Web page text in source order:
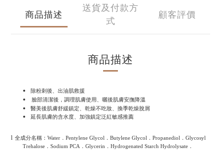
商品描述
送貨及付款方
式
顧客評價
商品描述
除粉刺後、出油肌救援
臉部清潔後，調理肌膚使用、曬後肌膚安撫降溫
醫美後肌膚舒緩鎮定、乾燥不吃妝、換季乾燥脫屑
延長肌膚的含水度、加強鎮定泛紅敏感推薦
l 全成分名稱：Water．Pentylene Glycol．Butylene Glycol．Propanediol．Glycosyl
Trehalose．Sodium PCA．Glycerin．Hydrogenated Starch Hydrolysate．